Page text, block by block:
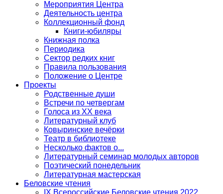
Мероприятия Центра
Деятельность центра
Коллекционный фонд
Книги-юбиляры
Книжная полка
Периодика
Сектор редких книг
Правила пользования
Положение о Центре
Проекты
Родственные души
Встречи по четвергам
Голоса из ХХ века
Литературный клуб
Ковыринские вечёрки
Театр в библиотеке
Несколько фактов о...
Литературный семинар молодых авторов
Поэтический понедельник
Литературная мастерская
Беловские чтения
IX Всероссийские Беловские чтения 2022